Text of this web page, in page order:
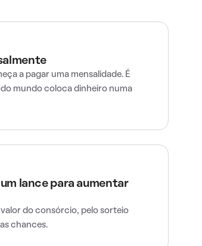
a pagar uma mensalidade. É
mundo coloca dinheiro numa
lance para aumentar
valor do consórcio, pelo sorteio
chances.